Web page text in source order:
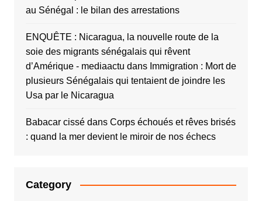
au Sénégal : le bilan des arrestations
ENQUÊTE : Nicaragua, la nouvelle route de la
soie des migrants sénégalais qui rêvent
d’Amérique - mediaactu dans Immigration : Mort de
plusieurs Sénégalais qui tentaient de joindre les
Usa par le Nicaragua
Babacar cissédans Corps échoués et rêves brisés
: quand la mer devient le miroir de nos échecs
Category